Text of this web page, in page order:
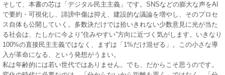
そして、本書の芯は「デジタル民主主義」です。SNSなどの膨大な声をAI
で要約・可視化し、誹謗中傷は抑え、建設的な議論を増やし、そのプロセ
ス自体も公開していく。多数決だけでは拾いきれない少数意見に光が当た
る社会は、たしかに今より“住みやすい”方向に近づく気がします。いきなり
100%の直接民主主義ではなく、まずは「1%だけ混ぜる」。この小さな導
入が革命になる、という発想がうまい。
私は年齢的には若い世代ではありません。でも、だからこそ思うのです。